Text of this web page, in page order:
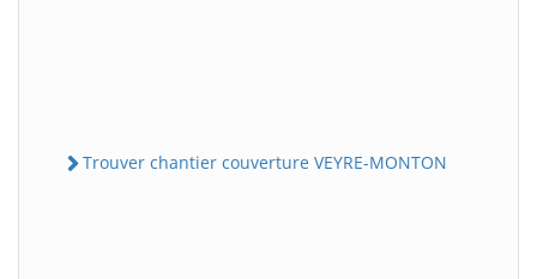
Trouver chantier couverture VEYRE-MONTON